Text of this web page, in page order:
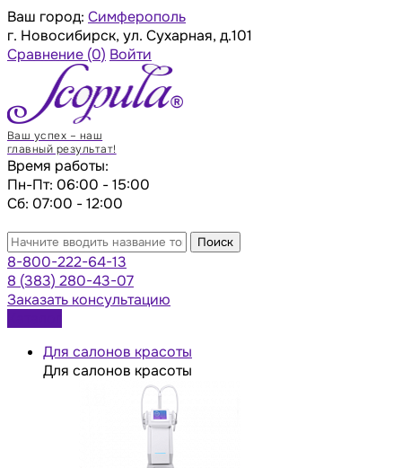
Ваш город: Симферополь
г. Новосибирск, ул. Сухарная, д.101
Сравнение (0) Войти
Ваш успех – наш
главный результат!
Время работы:
Пн-Пт: 06:00 - 15:00
Сб: 07:00 - 12:00
Поиск
8-800-222-64-13
8 (383) 280-43-07
Заказать консультацию
Для салонов красоты
Для салонов красоты